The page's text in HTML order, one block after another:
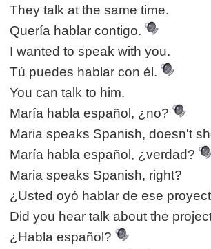
They talk at the same time.
Quería hablar contigo.
I wanted to speak with you.
Tú puedes hablar con él.
You can talk to him.
María habla español, ¿no?
Maria speaks Spanish, doesn't
María habla español, ¿verdad?
Maria speaks Spanish, right?
¿Usted oyó hablar de ese
Did you hear talk about the
¿Habla español?